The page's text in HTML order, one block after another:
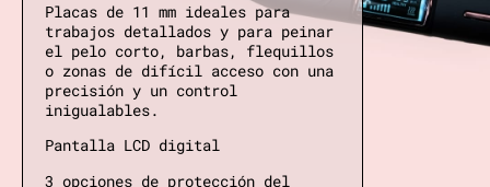
Placas de 11 mm ideales para
trabajos detallados y para peinar
el pelo corto, barbas, flequillos
o zonas de difícil acceso con una
precisión y un control
inigualables.
Pantalla LCD digital
3 opciones de protección del